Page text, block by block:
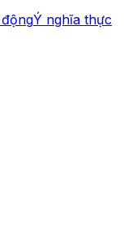
Ý nghĩa thực